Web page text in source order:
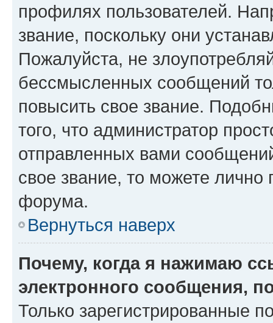
профилях пользователей.
звание, поскольку они
Пожалуйста, не
бессмысленных сообщений
повысить свое звание.
того, что администратор
отправленных вами
свое звание, то можете лично
форума.
Вернуться наверх
Почему, когда я нажимаю
электронного сообщения,
Только зарегистрированные